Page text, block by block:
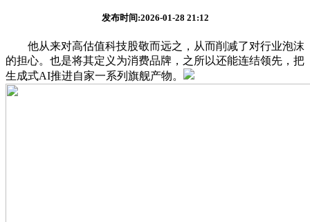
发布时间:2026-01-28 21:12
他从来对高估值科技股敬而远之，从而削减了对行业泡沫
的担心。也是将其定义为消费品牌，之所以还能连结领先，把
生成式AI推进自家一系列旗舰产物。